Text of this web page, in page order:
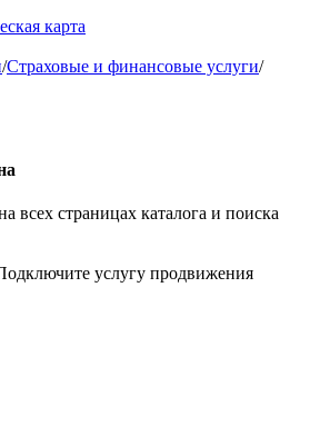
карта
/Страховые и финансовые услуги/
всех страницах каталога и поиска
услугу продвижения